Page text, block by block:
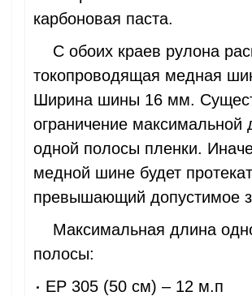
карбоновая паста.
С обоих краев рулона
токопроводящая медная
Ширина шины 16 мм.
ограничение максимальной
одной полосы пленки.
медной шине будет
превышающий допустимое
Максимальная длина
полосы:
EP 305 (50 см) – 12 м.п